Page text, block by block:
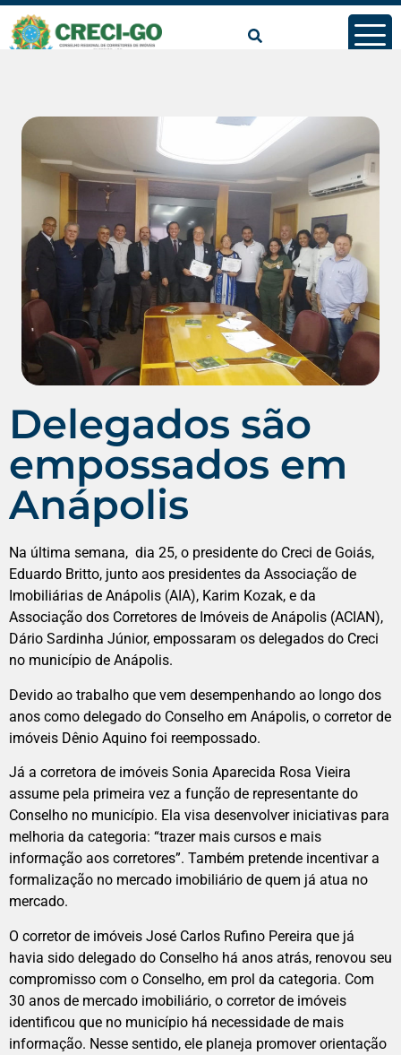
Delegados são
empossados em
Anápolis
Na última semana, dia 25, o presidente do Creci de Goiás,
Eduardo Britto, junto aos presidentes da Associação de
Imobiliárias de Anápolis (AIA), Karim Kozak, e da
Associação dos Corretores de Imóveis de Anápolis (ACIAN),
Dário Sardinha Júnior, empossaram os delegados do Creci
no município de Anápolis.
Devido ao trabalho que vem desempenhando ao longo dos
anos como delegado do Conselho em Anápolis, o corretor de
imóveis Dênio Aquino foi reempossado.
Já a corretora de imóveis Sonia Aparecida Rosa Vieira
assume pela primeira vez a função de representante do
Conselho no município. Ela visa desenvolver iniciativas para
melhoria da categoria: “trazer mais cursos e mais
informação aos corretores”. Também pretende incentivar a
formalização no mercado imobiliário de quem já atua no
mercado.
O corretor de imóveis José Carlos Rufino Pereira que já
havia sido delegado do Conselho há anos atrás, renovou seu
compromisso com o Conselho, em prol da categoria. Com
30 anos de mercado imobiliário, o corretor de imóveis
identificou que no município há necessidade de mais
informação. Nesse sentido, ele planeja promover orientação